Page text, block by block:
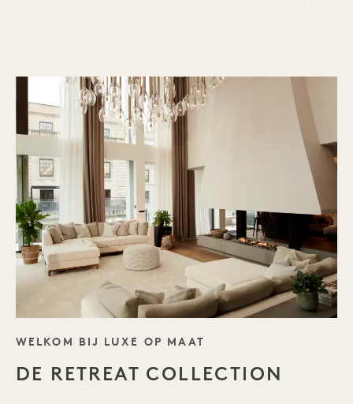
TAGLINE
WELKOM BIJ LUXE OP MAAT
DE RETREAT COLLECTION